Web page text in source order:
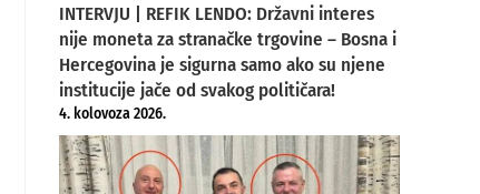
INTERVJU | REFIK LENDO: Državni interes
nije moneta za stranačke trgovine – Bosna i
Hercegovina je sigurna samo ako su njene
institucije jače od svakog političara!
4. kolovoza 2026.